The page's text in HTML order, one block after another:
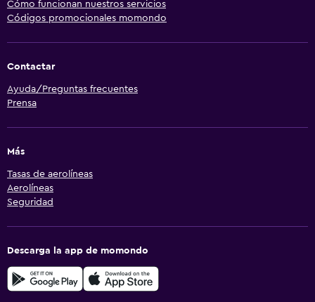
Cómo funcionan nuestros servicios
Códigos promocionales momondo
Contactar
Ayuda/Preguntas frecuentes
Prensa
Más
Tasas de aerolíneas
Aerolíneas
Seguridad
Descarga la app de momondo